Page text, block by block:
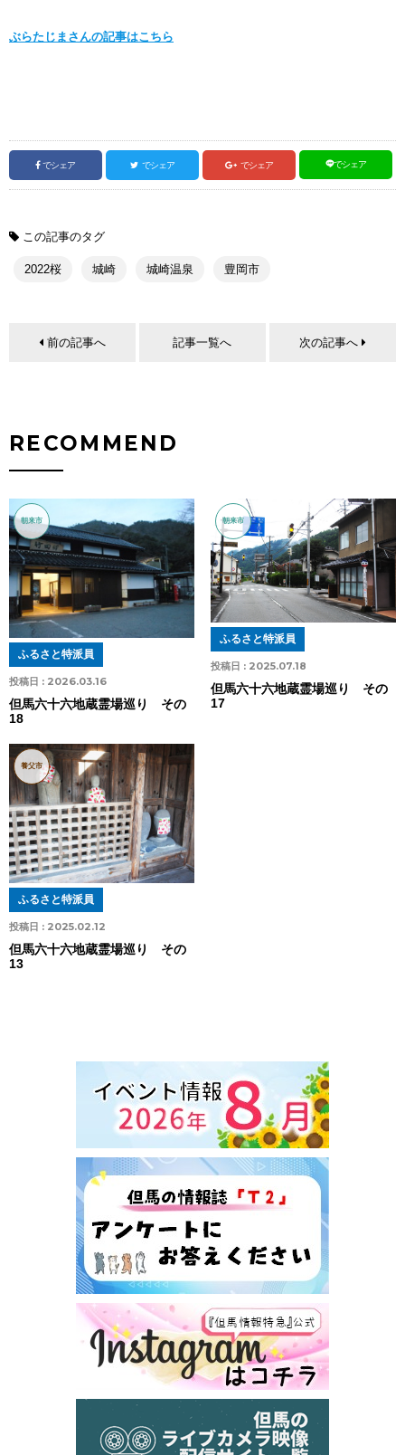
ぶらたじまさんの記事はこちら
でシェア でシェア でシェア でシェア
この記事のタグ
2022桜 城崎 城崎温泉 豊岡市
前の記事へ 記事一覧へ 次の記事へ
RECOMMEND
朝来市
投稿日 : 2026.03.16
ふるさと特派員
但馬六十六地蔵霊場巡り その
18
朝来市
投稿日 : 2025.07.18
ふるさと特派員
但馬六十六地蔵霊場巡り その
17
養父市
投稿日 : 2025.02.12
ふるさと特派員
但馬六十六地蔵霊場巡り その
13